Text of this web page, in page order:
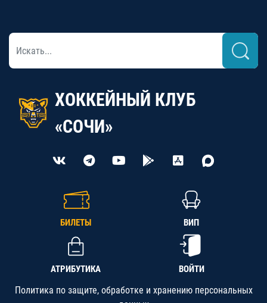
ХОККЕЙНЫЙ КЛУБ
«СОЧИ»
БИЛЕТЫ ВИП
АТРИБУТИКА ВОЙТИ
Политика по защите, обработке и хранению персональных